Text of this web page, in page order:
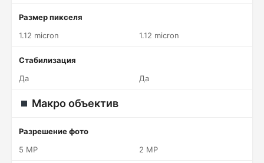
Размер пикселя
1.12 micron
1.12 micron
Стабилизация
Да
Да
Макро объектив
Разрешение фото
5 MP
2 MP